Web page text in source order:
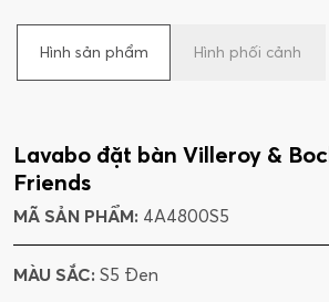
Hình sản phẩm Hình phối cảnh
Lavabo đặt bàn Villeroy &
Friends
MÃ SẢN PHẨM: 4A4800S5
MÀU SẮC: S5 Đen